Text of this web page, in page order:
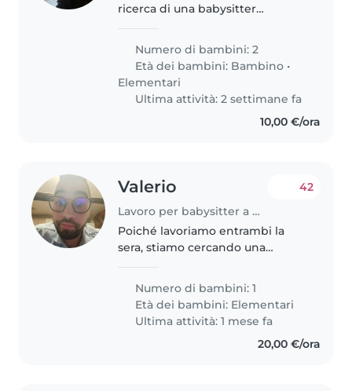
ricerca di una babysitter
bambino in età prescolare e un
bambino in età scolare. I nostri
figli sono calmi, curiosi..
Numero di bambini: 2
Età dei bambini: Bambino •
Elementari
Ultima attività: 2 settimane fa
10,00 €/ora
Valerio
Lavoro per babysitter a Genova
42
Poiché lavoriamo entrambi la
sera, stiamo cercando una
anni a scuola e che possa
prendersi cura di lei dalle 17:00
alle..
Numero di bambini: 1
Età dei bambini: Elementari
Ultima attività: 1 mese fa
20,00 €/ora